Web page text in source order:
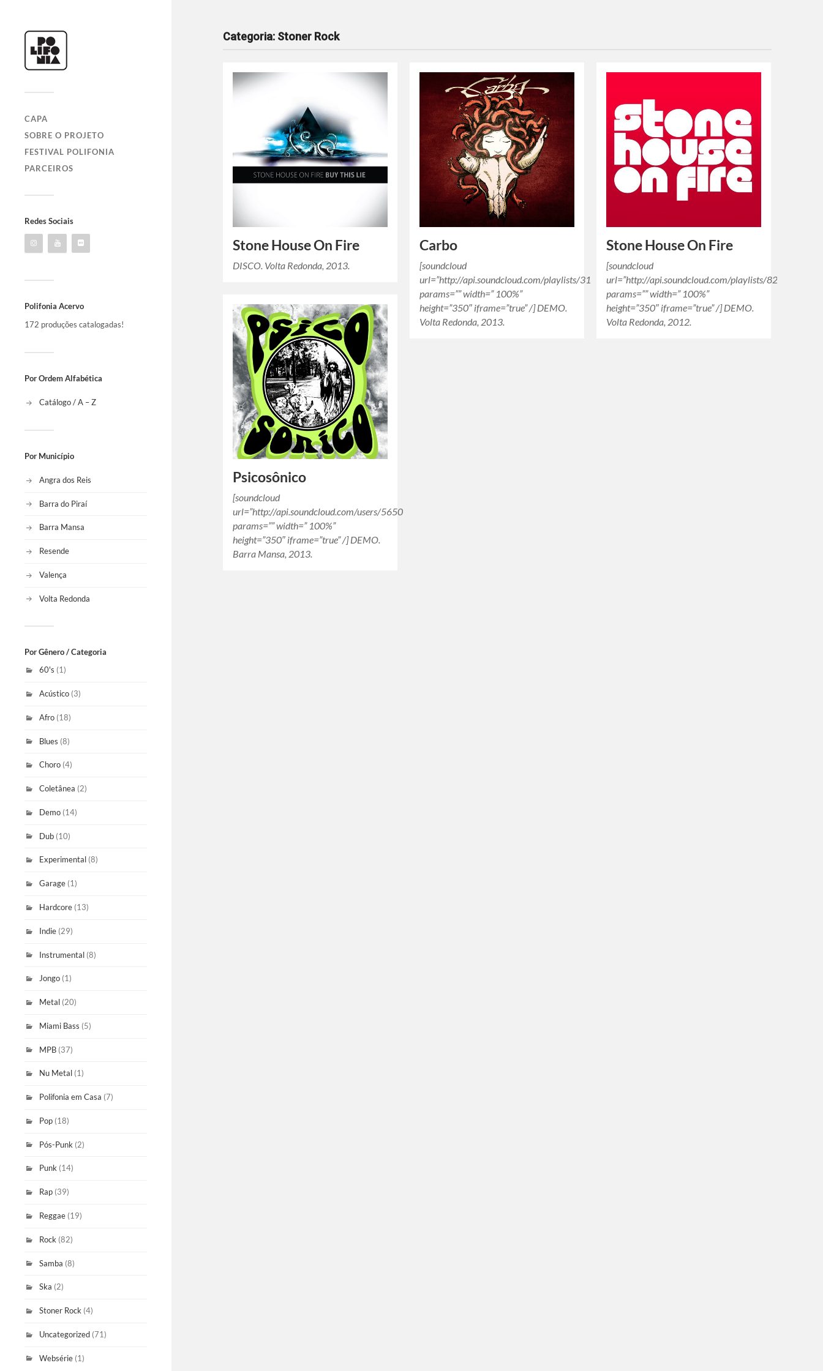
CAPA
SOBRE O PROJETO
FESTIVAL POLIFONIA
PARCEIROS
Redes Sociais
Polifonia Acervo
172 produções catalogadas!
Por Ordem Alfabética
Catálogo / A – Z
Por Município
Angra dos Reis
Barra do Piraí
Barra Mansa
Resende
Valença
Volta Redonda
Por Gênero / Categoria
60's (1)
Acústico (3)
Afro (18)
Blues (8)
Choro (4)
Coletânea (2)
Demo (14)
Dub (10)
Experimental (8)
Garage (1)
Hardcore (13)
Indie (29)
Instrumental (8)
Jongo (1)
Metal (20)
Miami Bass (5)
MPB (37)
Nu Metal (1)
Polifonia em Casa (7)
Pop (18)
Pós-Punk (2)
Punk (14)
Rap (39)
Reggae (19)
Rock (82)
Samba (8)
Ska (2)
Stoner Rock (4)
Uncategorized (71)
Websérie (1)
Categoria: Stoner Rock
Stone House On Fire
DISCO. Volta Redonda, 2013.
Carbo
[soundcloud
url=”http://api.soundcloud.com/playlists/3188317″
params=”” width=” 100%”
height=”350″ iframe=”true” /] DEMO.
Volta Redonda, 2013.
Stone House On Fire
[soundcloud
url=”http://api.soundcloud.com/playlists/8243934″
params=”” width=” 100%”
height=”350″ iframe=”true” /] DEMO.
Volta Redonda, 2012.
Psicosônico
[soundcloud
url=”http://api.soundcloud.com/users/56509698″
params=”” width=” 100%”
height=”350″ iframe=”true” /] DEMO.
Barra Mansa, 2013.